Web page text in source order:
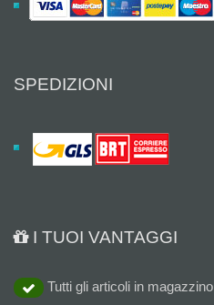
SPEDIZIONI
I TUOI VANTAGGI
Tutti gli articoli in magazzino